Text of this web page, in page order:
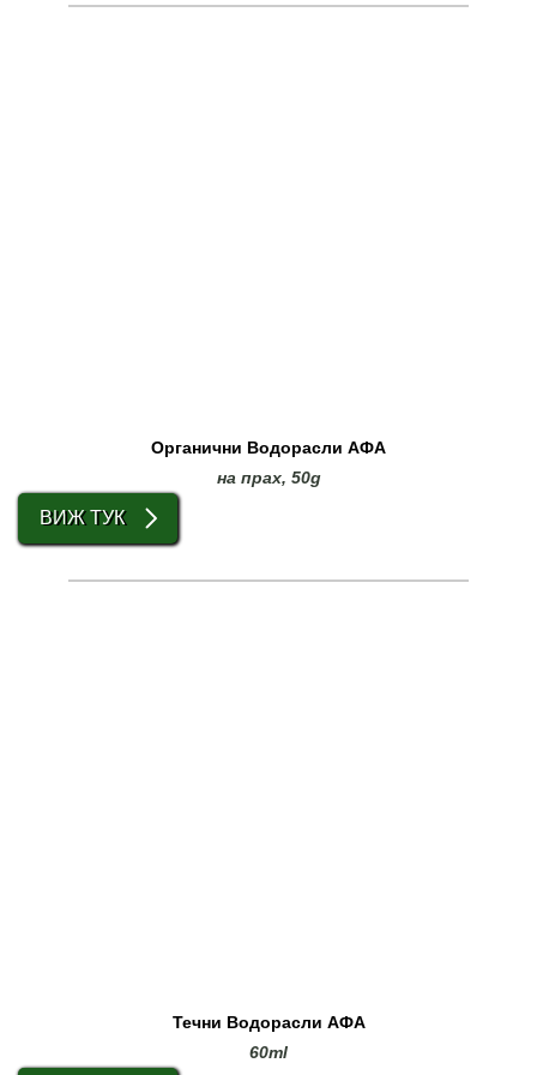
Органични Водорасли АФА
на прах, 50g
ВИЖ ТУК
Течни Водорасли АФА
60ml